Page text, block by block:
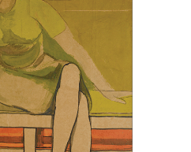
MIŁOŚCI
w kwietniu
61.75zł
DO KOSZYKA